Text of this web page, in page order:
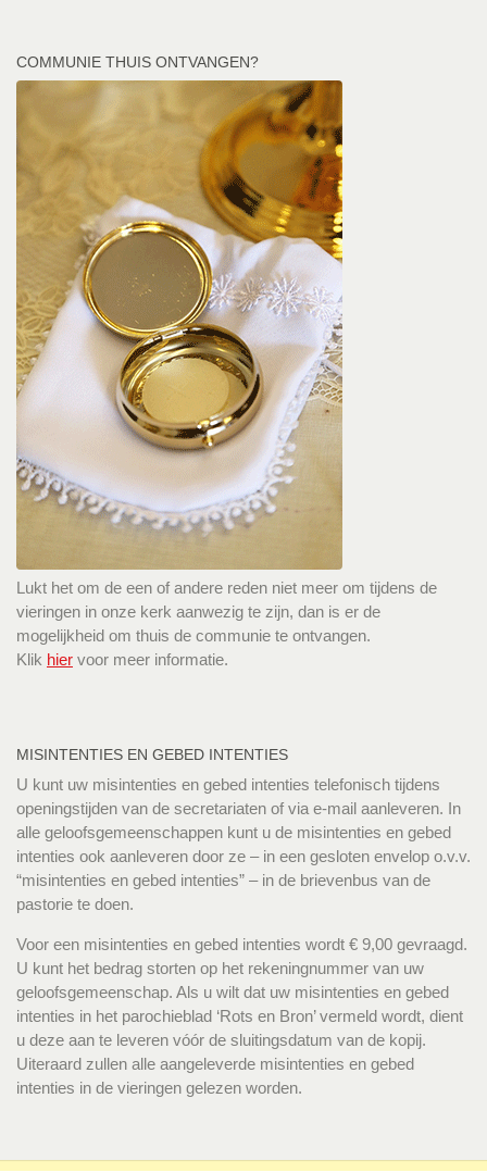
COMMUNIE THUIS ONTVANGEN?
Lukt het om de een of andere reden niet meer om tijdens de
vieringen in onze kerk aanwezig te zijn, dan is er de
mogelijkheid om thuis de communie te ontvangen.
Klik hier voor meer informatie.
MISINTENTIES EN GEBED INTENTIES
U kunt uw misintenties en gebed intenties telefonisch tijdens
openingstijden van de secretariaten of via e-mail aanleveren. In
alle geloofsgemeenschappen kunt u de misintenties en gebed
intenties ook aanleveren door ze – in een gesloten envelop o.v.v.
“misintenties en gebed intenties” – in de brievenbus van de
pastorie te doen.
Voor een misintenties en gebed intenties wordt € 9,00 gevraagd.
U kunt het bedrag storten op het rekeningnummer van uw
geloofsgemeenschap. Als u wilt dat uw misintenties en gebed
intenties in het parochieblad ‘Rots en Bron’ vermeld wordt, dient
u deze aan te leveren vóór de sluitingsdatum van de kopij.
Uiteraard zullen alle aangeleverde misintenties en gebed
intenties in de vieringen gelezen worden.